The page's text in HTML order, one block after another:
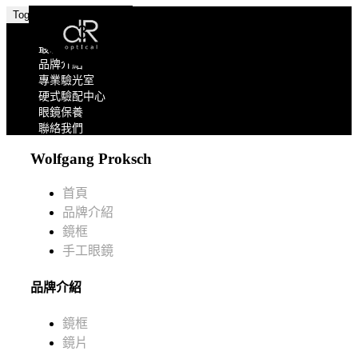
Toggle navigation
關於我們
最新消息
品牌介紹
專業驗光室
硬式驗配中心
眼鏡保養
聯絡我們
Wolfgang Proksch
首頁
品牌介紹
鏡框
手工眼鏡
品牌介紹
鏡框
鏡片